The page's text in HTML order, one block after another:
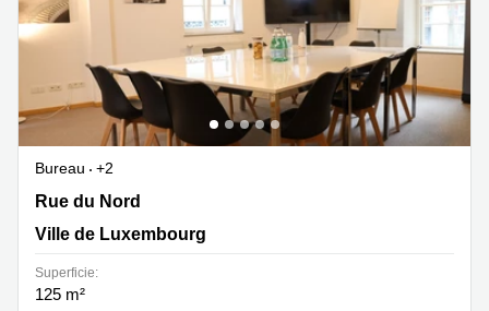
Bureau
+2
Rue du Nord 2-4, Ville de Luxembourg
Rue du Nord
Ville de Luxembourg
Superficie:
125 m²